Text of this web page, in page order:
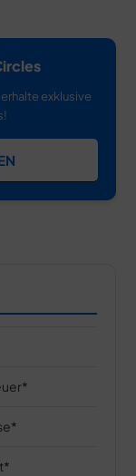
exklusive